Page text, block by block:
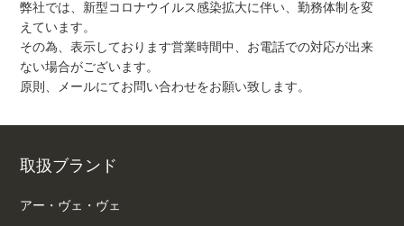
弊社では、新型コロナウイルス感染拡大に伴い、勤務体制を変
えています。
その為、表示しております営業時間中、お電話での対応が出来
ない場合がございます。
原則、メールにてお問い合わせをお願い致します。
取扱ブランド
アー・ヴェ・ヴェ